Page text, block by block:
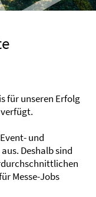
für unseren Erfolg
und
Deshalb sind
Messe-Jobs